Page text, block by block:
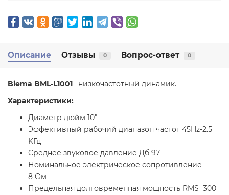
Описание Отзывы 0 Вопрос-ответ 0
Biema BML-L1001– низкочастотный динамик.
Характеристики:
Диаметр дюйм 10"
Эффективный рабочий диапазон частот 45Hz-2.5
KГц
Среднее звуковое давление Дб 97
Номинальное электрическое сопротивление
8 Ом
Предельная долговременная мощность RMS 300